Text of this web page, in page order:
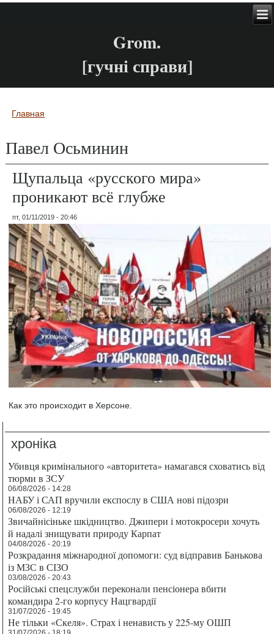
Grom.
[гучні справи]
Вы здесь
Главная
Павел Осьминин
Щупальца «русского мира»
проникают всё глубже
пт, 01/11/2019 - 20:46
Как это происходит в Херсоне.
хроніка
Убивця кримінального «авторитета» намагався сховатись від
тюрми в ЗСУ
06/08/2026 - 14:28
НАБУ і САП вручили експослу в США нові підозри
06/08/2026 - 12:19
Звичайнісіньке шкідництво. Джипери і мотокросери хочуть
й надалі знищувати природу Карпат
04/08/2026 - 20:19
Розкрадання міжнародної допомоги: суд відправив Банькова
із МЗС в СІЗО
03/08/2026 - 20:43
Російські спецслужби переконали пенсіонера вбити
командира 2-го корпусу Нацгвардії
31/07/2026 - 19:45
Не тільки «Скеля». Страх і ненависть у 225-му ОШП